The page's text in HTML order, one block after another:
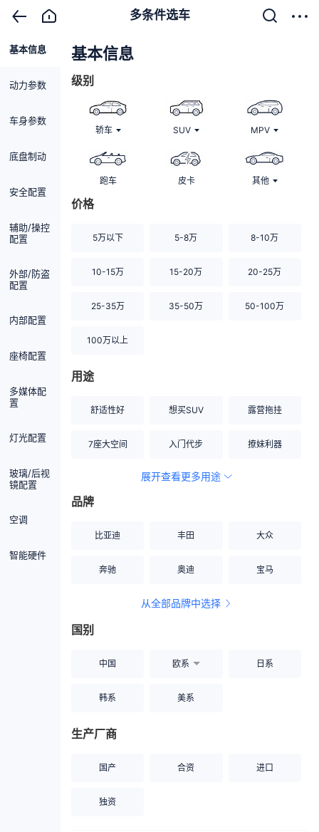
多条件选车
基本信息
动力参数
车身参数
底盘制动
安全配置
辅助/操控
配置
外部/防盗
配置
内部配置
座椅配置
多媒体配
置
灯光配置
玻璃/后视
镜配置
空调
智能硬件
基本信息
级别
轿车 SUV MPV
跑车 皮卡 其他
价格
5万以下 5-8万 8-10万
10-15万 15-20万 20-25万
25-35万 35-50万 50-100万
100万以上
用途
舒适性好 想买SUV 露营拖挂
7座大空间 入门代步 撩妹利器
空间宽敞
展开查看更多用途
品牌
比亚迪 丰田 大众
奔驰 奥迪 宝马
从全部品牌中选择
国别
中国 欧系 日系
韩系 美系
生产厂商
国产 合资 进口
独资